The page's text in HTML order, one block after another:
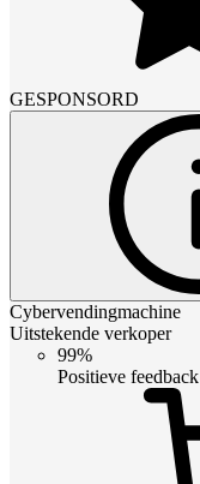
GESPONSORD
Cybervendingmachine
Uitstekende verkoper
99%
Positieve feedback